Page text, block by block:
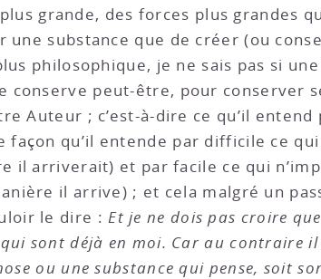
grande, des forces plus grandes
une substance que de créer (ou
philosophique, je ne sais pas si une
conserve peut-être, pour conserver
Auteur ; c’est-à-dire ce qu’il
qu’il entende par difficile ce
il arriverait) et par facile ce qui
il arrive) ; et cela malgré un
le dire :Et je ne dois pas croire
sont déjà en moi. Car au contraire
ou une substance qui pense, soit